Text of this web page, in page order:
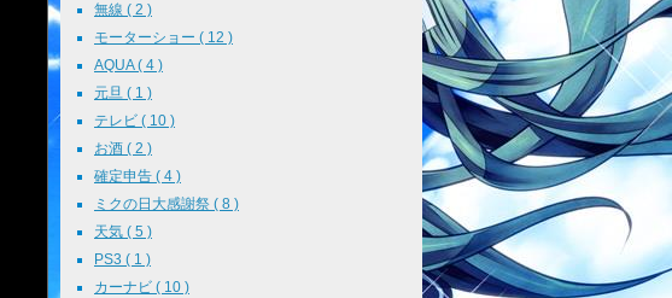
無線 ( 2 )
モーターショー ( 12 )
AQUA ( 4 )
元旦 ( 1 )
テレビ ( 10 )
お酒 ( 2 )
確定申告 ( 4 )
ミクの日大感謝祭 ( 8 )
天気 ( 5 )
PS3 ( 1 )
カーナビ ( 10 )